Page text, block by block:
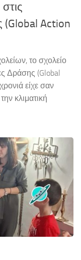
Action
το σχολείο
Δράσης (Global
είχε σαν
κλιματική